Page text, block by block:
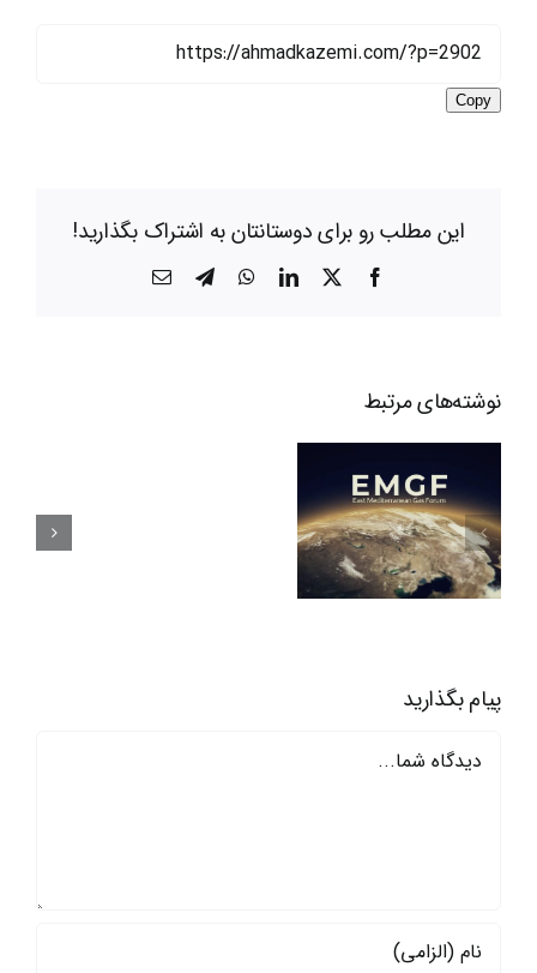
Copy
این مطلب رو برای دوستانتان به اشتراک بگذارید!
Facebook
X
LinkedIn
WhatsApp
Telegramایمیل
نوشته‌‌های مرتبط
پیام بگذارید
دیدگاه